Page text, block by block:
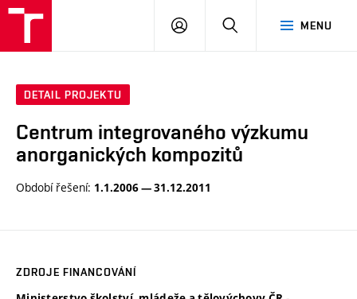
MENU
PŘIHLÁSIT
DETAIL PROJEKTU
Centrum integrovaného výzkumu
anorganických kompozitů
Období řešení: 1.1.2006 — 31.12.2011
ZDROJE FINANCOVÁNÍ